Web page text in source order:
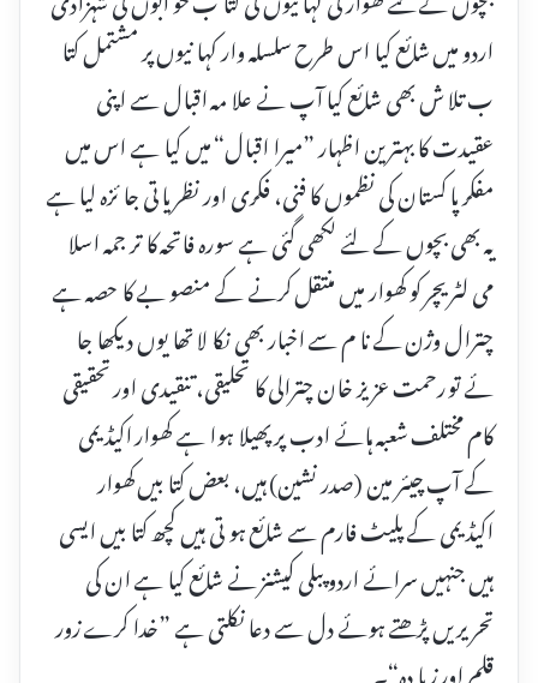
اردو میں شائع کیا اس طرح سلسلہ وار کہا نیوں پر مشتمل کتا
ب تلا ش بھی شائع کیا آپ نے علا مہ اقبال سے اپنی
عقیدت کا بہترین اظہار ”میرا اقبال“ میں کیا ہے اس میں
مفکر پا کستان کی نظموں کا فنی، فکری اور نظریا تی جا ئزہ لیا ہے
یہ بھی بچوں کے لئے لکھی گئی ہے سورہ فاتحہ کا تر جمہ اسلا
می لٹریچر کو کھوار میں منتقل کرنے کے منصو بے کا حصہ ہے
چترال وژن کے نا م سے اخبار بھی نکا لا تھا یوں دیکھا جا
ئے تو رحمت عزیز خان چترالی کا تحلیقی، تنقیدی اور تحقیقی
کام مختلف شعبہ ہائے ادب پر پھیلا ہوا ہے کھوار اکیڈیمی
کے آپ چیئر مین (صدر نشین) ہیں، بعض کتا بیں کھوار
اکیڈیمی کے پلیٹ فارم سے شائع ہو تی ہیں کچھ کتا بیں ایسی
ہیں جنہیں سرائے اردو پبلی کیشنز نے شائع کیا ہے ان کی
تحریریں پڑھتے ہوئے دل سے دعا نکلتی ہے ”خدا کرے زور
قلم اور زیا دہ“۔